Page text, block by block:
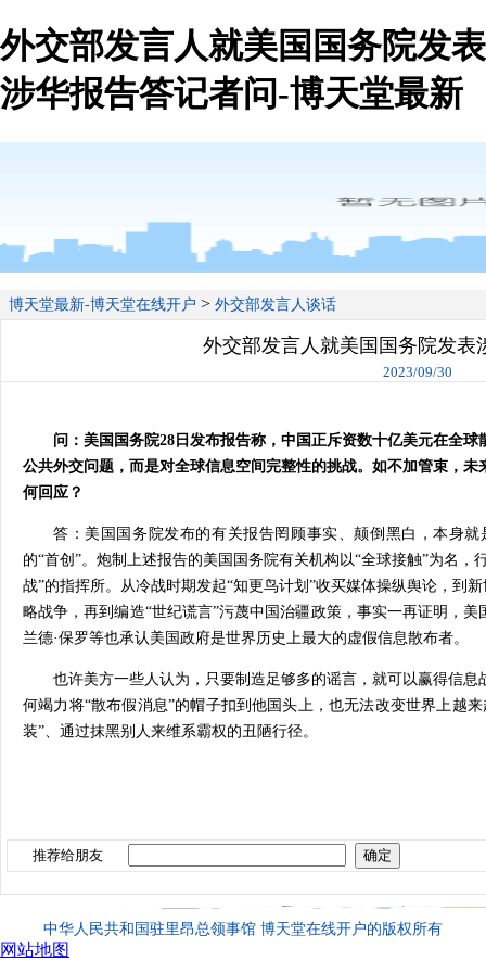
外交部发言人就美国国务院发表
涉华报告答记者问-博天堂最新
博天堂最新-博天堂在线开户 > 外交部发言人谈话
外交部发言人就美国国务院发表
2023/09/30
问：美国国务院28日发布报告称，中国正斥资数十亿美元在全
公共外交问题，而是对全球信息空间完整性的挑战。如不加管束，
何回应？
答：美国国务院发布的有关报告罔顾事实、颠倒黑白，本身
的“首创”。炮制上述报告的美国国务院有关机构以“全球接触”为名，
战”的指挥所。从冷战时期发起“知更鸟计划”收买媒体操纵舆论，到
略战争，再到编造“世纪谎言”污蔑中国治疆政策，事实一再证明，
兰德·保罗等也承认美国政府是世界历史上最大的虚假信息散布者。
也许美方一些人认为，只要制造足够多的谣言，就可以赢得信
何竭力将“散布假消息”的帽子扣到他国头上，也无法改变世界上越
装”、通过抹黑别人来维系霸权的丑陋行径。
推荐给朋友
中华人民共和国驻里昂总领事馆 博天堂在线开户的版权所有
网站地图